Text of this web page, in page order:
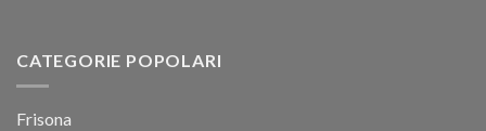
CATEGORIE POPOLARI
Frisona